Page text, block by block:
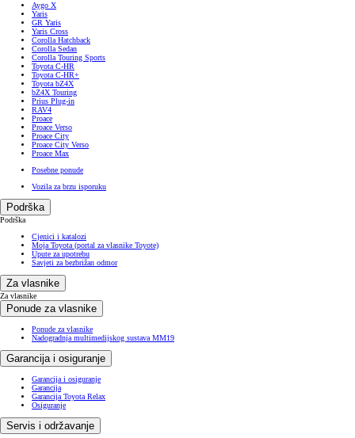
Aygo X
Yaris
GR Yaris
Yaris Cross
Corolla Hatchback
Corolla Sedan
Corolla Touring Sports
Toyota C-HR
Toyota C-HR+
Toyota bZ4X
bZ4X Touring
Prius Plug-in
RAV4
Proace
Proace Verso
Proace City
Proace City Verso
Proace Max
Posebne ponude
Vozila za brzu isporuku
Podrška
Podrška
Cjenici i katalozi
Moja Toyota (portal za vlasnike Toyote)
Upute za upotrebu
Savjeti za bezbrižan odmor
Za vlasnike
Za vlasnike
Ponude za vlasnike
Ponude za vlasnike
Nadogradnja multimedijskog sustava MM19
Garancija i osiguranje
Garancija i osiguranje
Garancija
Garancija Toyota Relax
Osiguranje
Servis i održavanje